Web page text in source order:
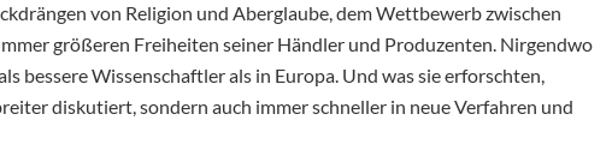
von Religion und Aberglaube, dem Wettbewerb zwischen
größeren Freiheiten seiner Händler und Produzenten. Nirgendwo
bessere Wissenschaftler als in Europa. Und was sie erforschten,
diskutiert, sondern auch immer schneller in neue Verfahren und